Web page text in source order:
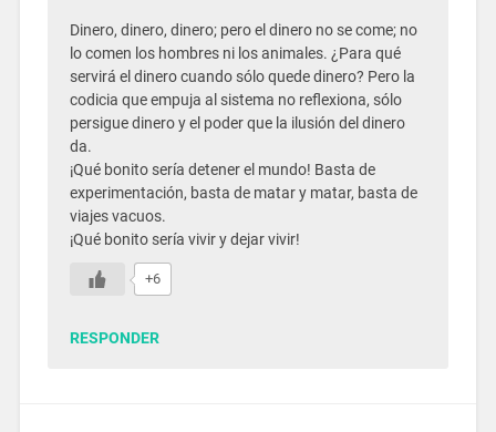
Dinero, dinero, dinero; pero el dinero no se come; no
lo comen los hombres ni los animales. ¿Para qué
servirá el dinero cuando sólo quede dinero? Pero la
codicia que empuja al sistema no reflexiona, sólo
persigue dinero y el poder que la ilusión del dinero
da.
¡Qué bonito sería detener el mundo! Basta de
experimentación, basta de matar y matar, basta de
viajes vacuos.
¡Qué bonito sería vivir y dejar vivir!
+6
RESPONDER